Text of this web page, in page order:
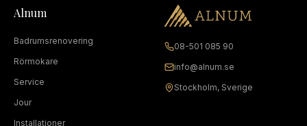
Alnum
Badrumsrenovering
Rörmokare
Service
Jour
Installationer
08-501 085 90
info@alnum.se
Stockholm, Sverige